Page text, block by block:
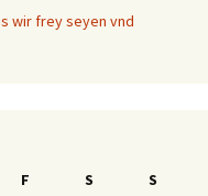
wir frey seyen vnd
F S S